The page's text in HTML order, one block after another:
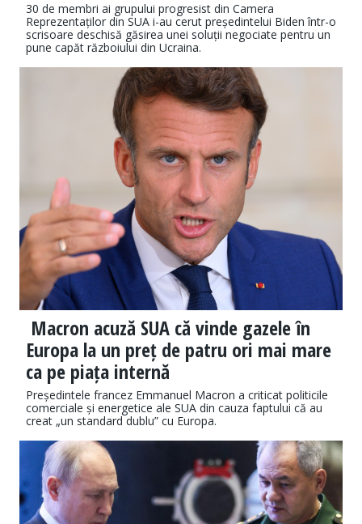
30 de membri ai grupului progresist din Camera
Reprezentaților din SUA i-au cerut președintelui Biden într-o
scrisoare deschisă găsirea unei soluții negociate pentru un
pune capăt războiului din Ucraina.
Macron acuză SUA că vinde gazele în
Europa la un preț de patru ori mai mare
ca pe piața internă
Președintele francez Emmanuel Macron a criticat politicile
comerciale și energetice ale SUA din cauza faptului că au
creat „un standard dublu” cu Europa.